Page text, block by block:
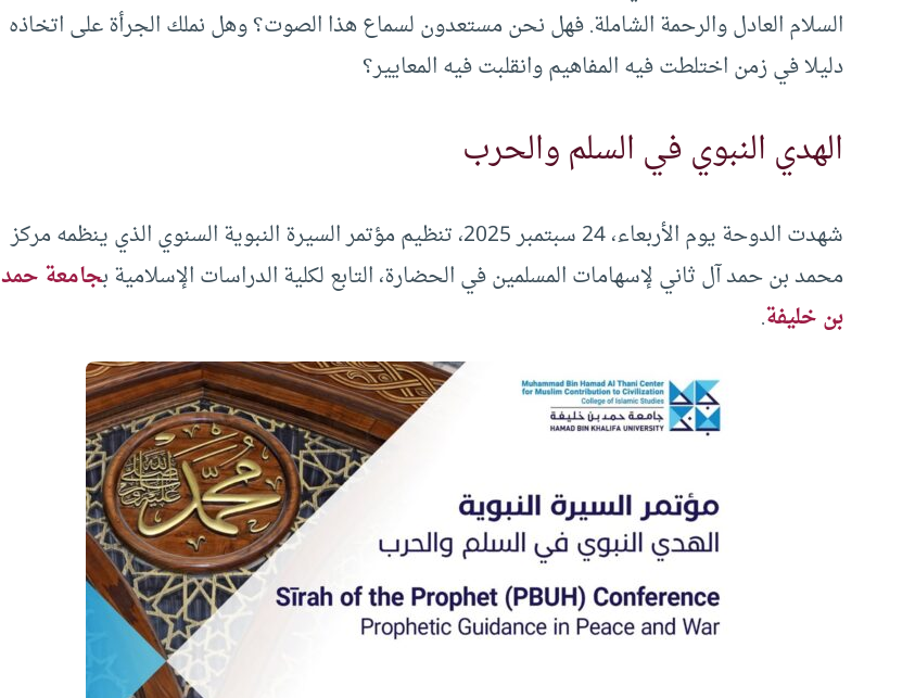
السلام العادل والرحمة الشاملة. فهل نحن مستعدون لسماع هذا الصوت؟ وهل نملك الجرأة على اتخاذه
دليلا في زمن اختلطت فيه المفاهيم وانقلبت فيه المعايير؟
الهدي النبوي في السلم والحرب
شهدت الدوحة يوم الأربعاء، 24 سبتمبر 2025، تنظيم مؤتمر السيرة النبوية السنوي الذي ينظمه مركز
محمد بن حمد آل ثاني لإسهامات المسلمين في الحضارة، التابع لكلية الدراسات الإسلامية بجامعة حمد
بن خليفة.